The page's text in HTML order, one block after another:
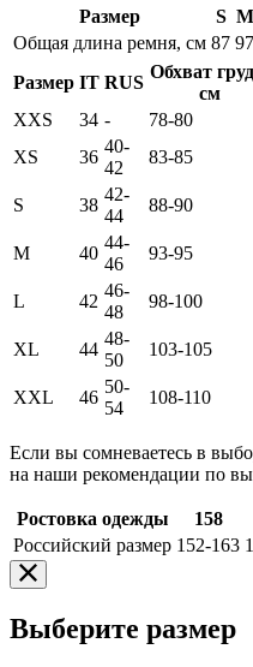
Размер
S M
Общая длина ремня, см 87 97
Размер IT RUS
Обхват
см
XXS
34 - 78-80
XS
36
40-
42
83-85
S 38
42-
44
88-90
M 40
44-
46
93-95
L 42
46-
48
98-100
XL 44
48-
50
103-105
XXL 46
50-
54
108-110
Если вы сомневаетесь в
на наши рекомендации по
Ростовка одежды 158
Российский размер 152-163
Выберите размер